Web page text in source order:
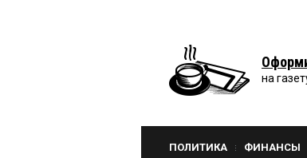
на
ПОЛИТИКА ФИНАНСЫ